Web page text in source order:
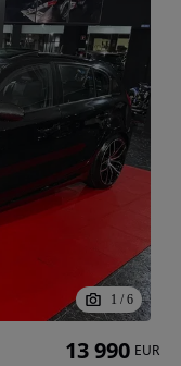
1 / 6
13 990 EUR